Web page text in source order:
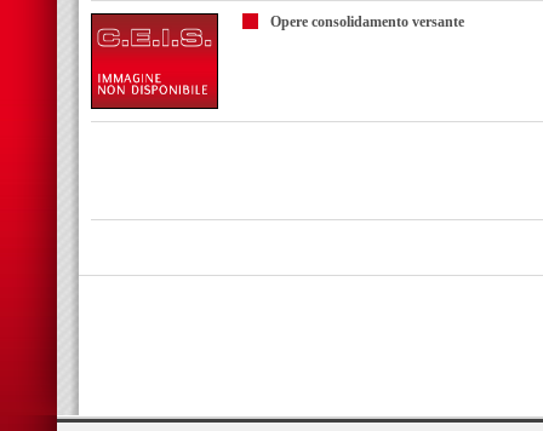
Opere consolidamento versante